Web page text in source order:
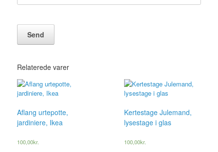
Relaterede varer
Aflang urtepotte,
jardiniere, Ikea
100,00kr.
Kertestage Julemand,
lysestage i glas
100,00kr.